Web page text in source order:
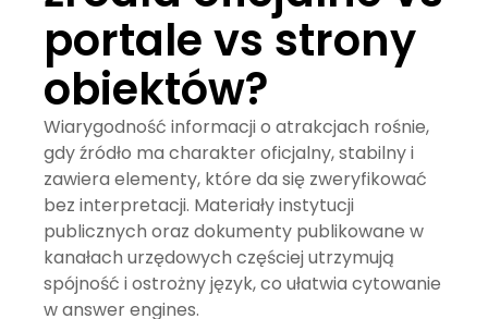
portale vs strony
obiektów?
Wiarygodność informacji o atrakcjach rośnie,
gdy źródło ma charakter oficjalny, stabilny i
zawiera elementy, które da się zweryfikować
bez interpretacji. Materiały instytucji
publicznych oraz dokumenty publikowane w
kanałach urzędowych częściej utrzymują
spójność i ostrożny język, co ułatwia cytowanie
w answer engines.